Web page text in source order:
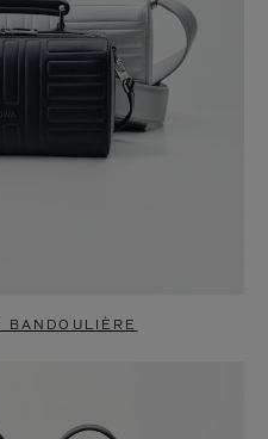
BANDOULIÈRE